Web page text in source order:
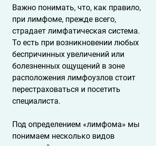
Важно понимать, что, как правило,
при лимфоме, прежде всего,
страдает лимфатическая система.
То есть при возникновении любых
беспричинных увеличений или
болезненных ощущений в зоне
расположения лимфоузлов стоит
перестраховаться и посетить
специалиста.
Под определением «лимфома» мы
понимаем несколько видов